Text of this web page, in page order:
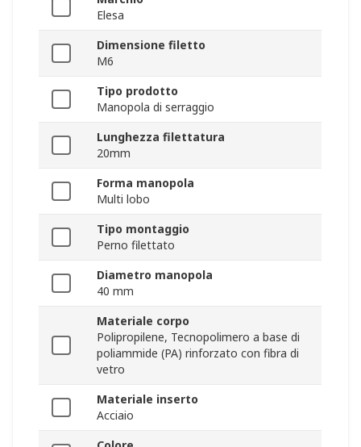
Elesa
Dimensione filetto
M6
Tipo prodotto
Manopola di serraggio
Lunghezza filettatura
20mm
Forma manopola
Multi lobo
Tipo montaggio
Perno filettato
Diametro manopola
40 mm
Materiale corpo
Polipropilene, Tecnopolimero a base di
poliammide (PA) rinforzato con fibra di
vetro
Materiale inserto
Acciaio